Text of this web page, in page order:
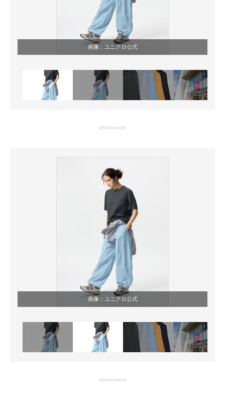
企業ITのトレンドを詳説
経営リーダーのコミュニティ
マーケ×ITの今がよく分かる
ITエンジニア向け専門サイト
製造業のIT導入・活用を支援
モノづくり技術者専門サイト
建設×テクノロジーの最前線
ちょっと気になるネットの話題
画像：ユニクロ公式
advertisement
画像：ユニクロ公式
advertisement